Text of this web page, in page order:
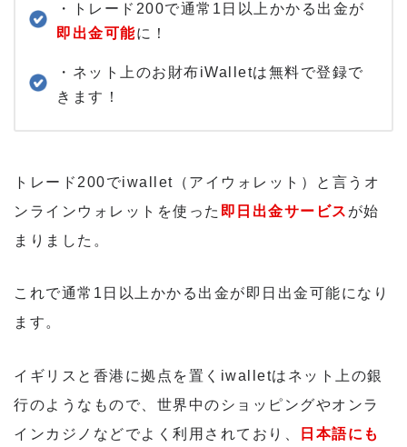
・トレード200で通常1日以上かかる出金が
即出金可能に！
・ネット上のお財布iWalletは無料で登録で
きます！
トレード200でiwallet（アイウォレット）と言うオ
ンラインウォレットを使った 即日出金サービス が始
まりました。
これで通常1日以上かかる出金が即日出金可能になり
ます。
イギリスと香港に拠点を置くiwalletはネット上の銀
行のようなもので、世界中のショッピングやオンラ
インカジノなどでよく利用されており、
日本語にも